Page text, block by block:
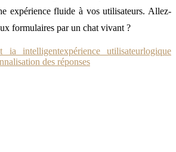
expérience fluide à vos utilisateurs. Allez-
formulaires par un chat vivant ?
ia intelligentexpérience utilisateurlogique
des réponses